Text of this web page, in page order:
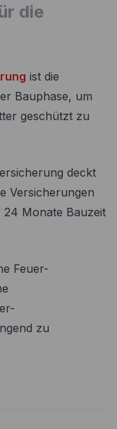
die
ist die
Bauphase, um
geschützt zu
deckt
Versicherungen
Monate Bauzeit
Feuer-
zu